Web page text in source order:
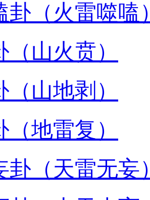
卦（火雷噬嗑
（山火贲）
（山地剥）
（地雷复）
卦（天雷无妄